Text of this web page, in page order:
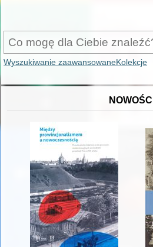
Wyszukiwanie zaawansowaneKolekcje
NOWOŚCI